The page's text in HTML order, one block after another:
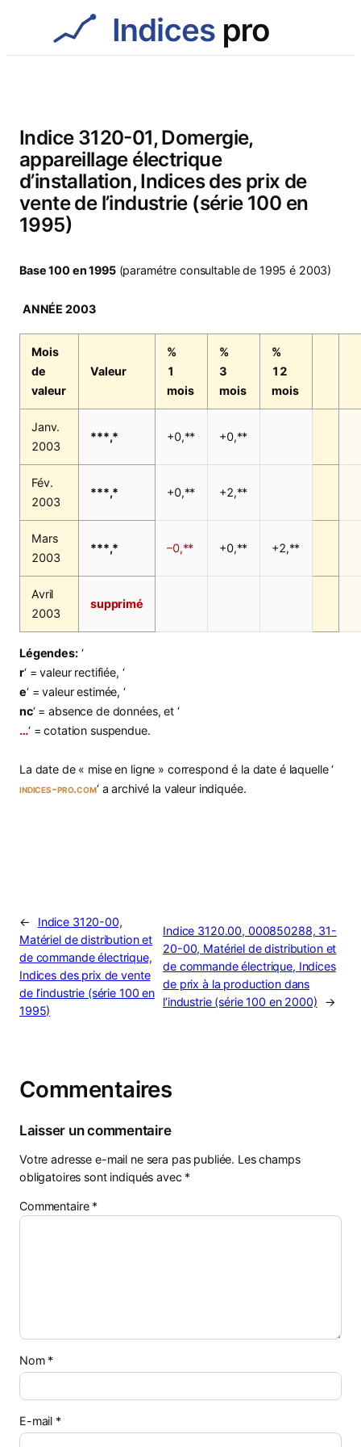
Indice 3120-01, Domergie,
appareillage électrique
d’installation, Indices des prix de
vente de l’industrie (série 100 en
1995)
Base 100 en 1995(paramétre consultable de 1995 é 2003)
ANNÉE 2003
Mois
de
valeur
Valeur
%
1
mois
%
3
mois
%
12
mois
Janv.
2003
***,* +0,** +0,**
Fév.
2003
***,* +0,** +2,**
Mars
2003
***,* –0,** +0,** +2,**
Avril
2003
supprimé
Légendes:‘
r‘ = valeur rectifiée, ‘
e‘ = valeur estimée, ‘
nc‘ = absence de données, et ‘
…‘ = cotation suspendue.
La date de « mise en ligne » correspond é la date é laquelle ‘
indices-pro.com‘ a archivé la valeur indiquée.
←
Indice 3120-00,
Matériel de distribution et
de commande électrique,
Indices des prix de vente
de l’industrie (série 100 en
1995)
Indice 3120.00, 000850288, 31-
20-00, Matériel de distribution et
de commande électrique, Indices
de prix à la production dans
l’industrie (série 100 en 2000)
→
Commentaires
Laisser un commentaire
Votre adresse e-mail ne sera pas publiée. Les champs
obligatoires sont indiqués avec *
Commentaire *
Nom *
E-mail *